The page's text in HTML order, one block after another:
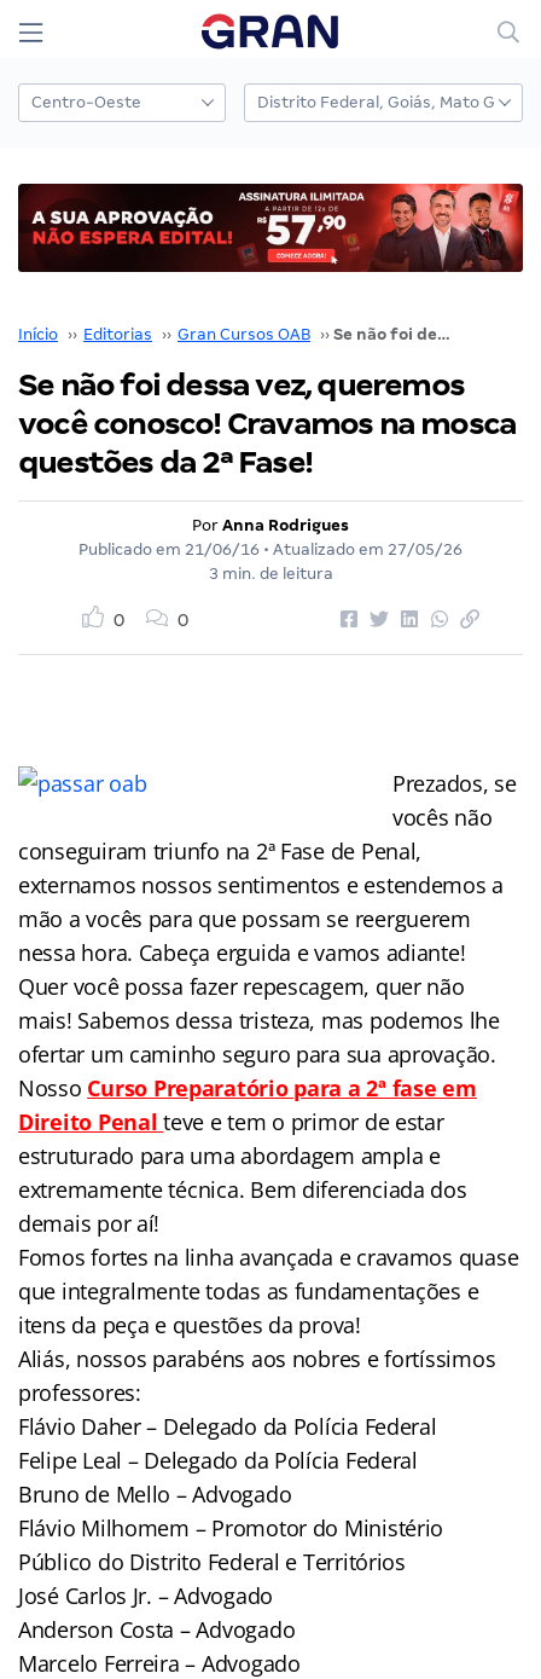
Início ›› Editorias ›› Gran Cursos OAB ›› Se não foi dessa vez, queremos você conosco! Cravamos na mosca questões da 2ª Fase!
Se não foi dessa vez, queremos
você conosco! Cravamos na mosca
questões da 2ª Fase!
Por Anna Rodrigues
Publicado em 21/06/16 • Atualizado em 27/05/26
3 min. de leitura
0 0
Prezados, se
vocês não
conseguiram triunfo na 2ª Fase de Penal,
externamos nossos sentimentos e estendemos a
mão a vocês para que possam se reerguerem
nessa hora. Cabeça erguida e vamos adiante!
Quer você possa fazer repescagem, quer não
mais! Sabemos dessa tristeza, mas podemos lhe
ofertar um caminho seguro para sua aprovação.
Nosso Curso Preparatório para a 2ª fase em
Direito Penal teve e tem o primor de estar
estruturado para uma abordagem ampla e
extremamente técnica. Bem diferenciada dos
demais por aí!
Fomos fortes na linha avançada e cravamos quase
que integralmente todas as fundamentações e
itens da peça e questões da prova!
Aliás, nossos parabéns aos nobres e fortíssimos
professores:
Flávio Daher – Delegado da Polícia Federal
Felipe Leal – Delegado da Polícia Federal
Bruno de Mello – Advogado
Flávio Milhomem – Promotor do Ministério
Público do Distrito Federal e Territórios
José Carlos Jr. – Advogado
Anderson Costa – Advogado
Marcelo Ferreira – Advogado